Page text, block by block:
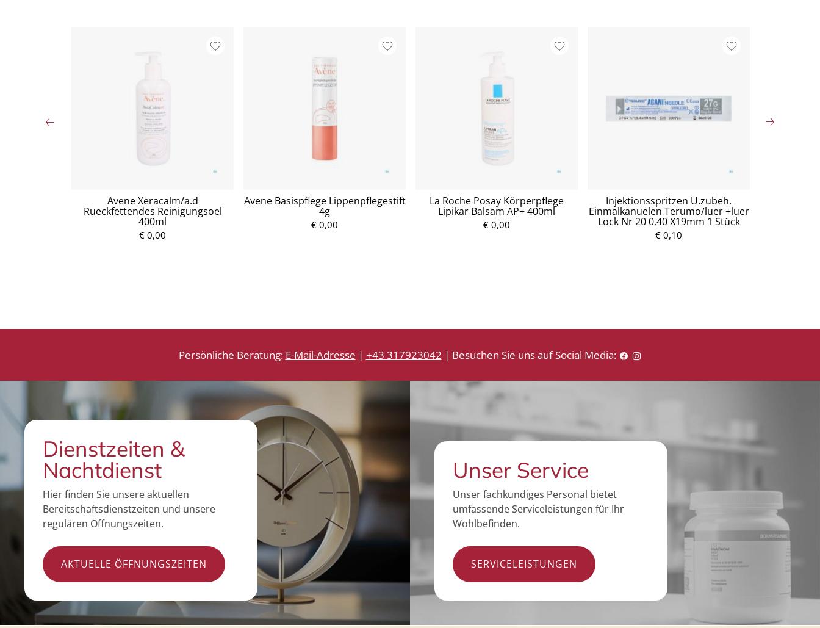
Avene Xeracalm/a.d
Rueckfettendes Reinigungsoel
400ml
€ 0,00
Avene Basispflege Lippenpflegestift
4g
€ 0,00
La Roche Posay Körperpflege
Lipikar Balsam AP+ 400ml
€ 0,00
Injektionsspritzen U.zubeh.
Einmalkanuelen Terumo/luer +luer
Lock Nr 20 0,40 X19mm 1 Stück
€ 0,10
P
r
P
P
P
Persönliche Beratung: E-Mail-Adresse | +43 317923042 | Besuchen Sie uns auf Social Media:
Dienstzeiten &
Nachtdienst
Hier finden Sie unsere aktuellen
Bereitschaftsdienstzeiten und unsere
regulären Öffnungszeiten.
AKTUELLE ÖFFNUNGSZEITEN
Unser Service
Unser fachkundiges Personal bietet
umfassende Serviceleistungen für Ihr
Wohlbefinden.
SERVICELEISTUNGEN